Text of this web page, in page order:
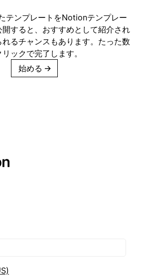
テンプレートをNotionテンプレー
開すると、おすすめとして紹介され
るチャンスもあります。たった数
リックで完了します。
始める →